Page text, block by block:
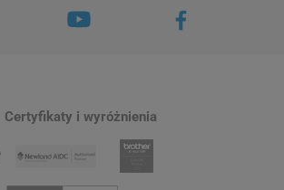
Certyfikaty i wyróżnienia